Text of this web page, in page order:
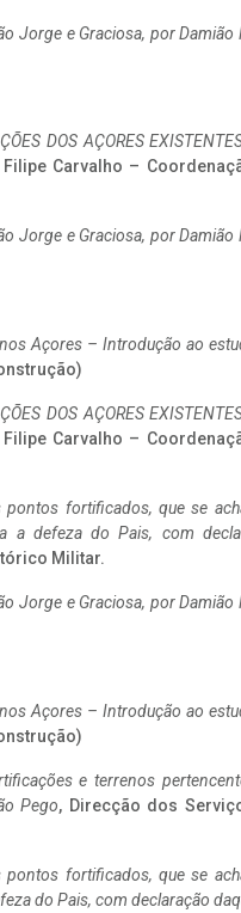
Jorge e Graciosa, por Damião
DOS AÇORES
Carvalho –
Jorge e Graciosa, por Damião
Açores – Introdução ao
DOS AÇORES
Carvalho –
fortificados, que se
a defeza do Pais, com
Militar.
Jorge e Graciosa, por Damião
Açores – Introdução ao
e terrenos
Pego, Direcção dos
fortificados, que se
do Pais, com declaração